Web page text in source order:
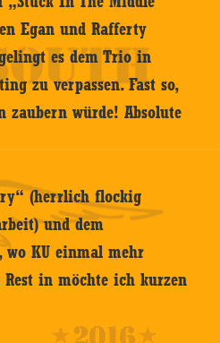
Egan und Rafferty
es dem Trio in
zu verpassen. Fast so,
zaubern würde! Absolute
(herrlich flockig
und dem
wo KU einmal mehr
in möchte ich kurzen